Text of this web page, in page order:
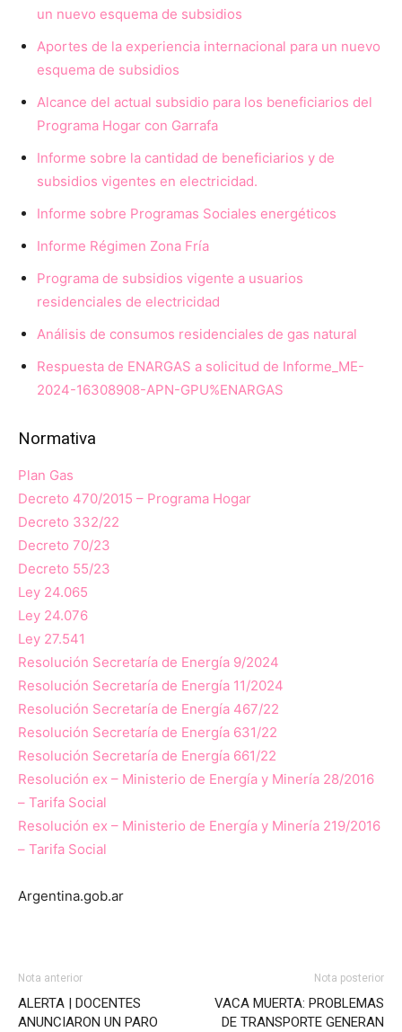
un nuevo esquema de subsidios
Aportes de la experiencia internacional para un nuevo
esquema de subsidios
Alcance del actual subsidio para los beneficiarios del
Programa Hogar con Garrafa
Informe sobre la cantidad de beneficiarios y de
subsidios vigentes en electricidad.
Informe sobre Programas Sociales energéticos
Informe Régimen Zona Fría
Programa de subsidios vigente a usuarios
residenciales de electricidad
Análisis de consumos residenciales de gas natural
Respuesta de ENARGAS a solicitud de Informe_ME-
2024-16308908-APN-GPU%ENARGAS
Normativa
Plan Gas
Decreto 470/2015 – Programa Hogar
Decreto 332/22
Decreto 70/23
Decreto 55/23
Ley 24.065
Ley 24.076
Ley 27.541
Resolución Secretaría de Energía 9/2024
Resolución Secretaría de Energía 11/2024
Resolución Secretaría de Energía 467/22
Resolución Secretaría de Energía 631/22
Resolución Secretaría de Energía 661/22
Resolución ex – Ministerio de Energía y Minería 28/2016
– Tarifa Social
Resolución ex – Ministerio de Energía y Minería 219/2016
– Tarifa Social
Argentina.gob.ar
Nota anterior
ALERTA | DOCENTES
ANUNCIARON UN PARO
Nota posterior
VACA MUERTA: PROBLEMAS
DE TRANSPORTE GENERAN